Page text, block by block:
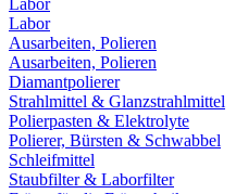
Labor
Labor
Ausarbeiten, Polieren
Ausarbeiten, Polieren
Diamantpolierer
Strahlmittel & Glanzstrahlmittel
Polierpasten & Elektrolyte
Polierer, Bürsten & Schwabbel
Schleifmittel
Staubfilter & Laborfilter